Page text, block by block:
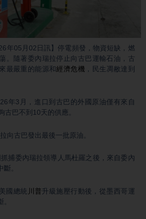
年05月02日訊】停電頻發，物資短缺，燃
。隨著委內瑞拉停止向古巴運輸石油，古
最嚴重的能源和經濟危機 ，民生凋敝達到
年3月，進口到古巴的外國原油僅有來自
古巴不到10天的供應。
向古巴發出最後一批原油。
捕委內瑞拉領導人馬杜羅之後，來自委內
斷。
國總統 川普升級施壓行動後，從墨西哥運